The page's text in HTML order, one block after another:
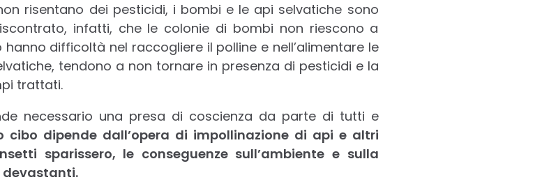
risentano dei pesticidi, i bombi e le api selvatiche sono
infatti, che le colonie di bombi non riescono a
difficoltà nel raccogliere il polline e nell’alimentare le
tendono a non tornare in presenza di pesticidi e la
trattati.
necessario una presa di coscienza da parte di tutti e
cibo dipende dall’opera di impollinazione di api e altri
sparissero, le conseguenze sull’ambiente e sulla
devastanti.